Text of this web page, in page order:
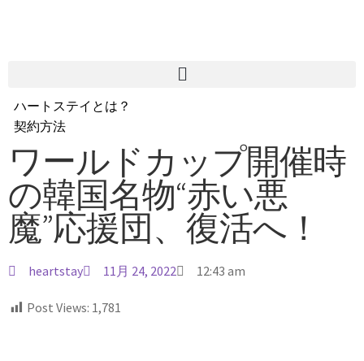
ハートステイとは？
契約方法
韓国不動産情報
サービス費用
よくある質問
Heartee
ワールドカップ開催時
の韓国名物“赤い悪
魔”応援団、復活へ！
heartstay 11月 24, 2022 12:43 am
Post Views: 1,781